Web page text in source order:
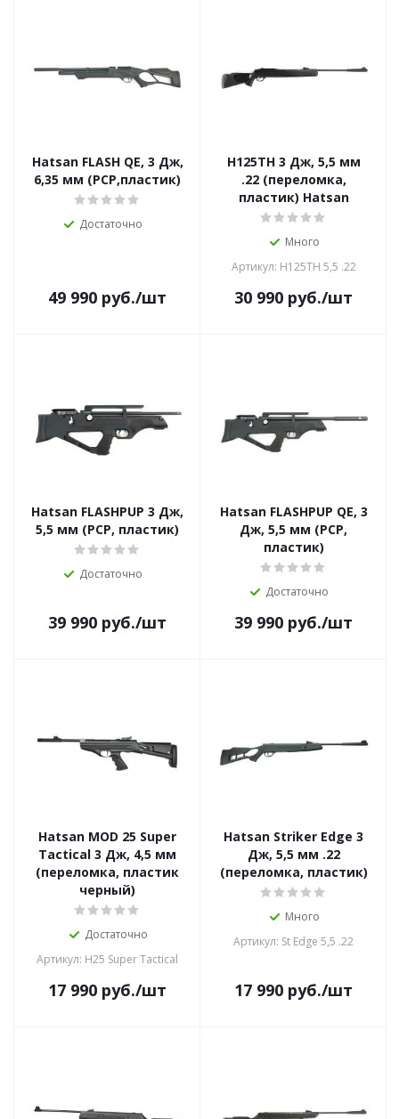
Hatsan FLASH QE, 3 Дж,
6,35 мм (PCP,пластик)
Достаточно
49 990 руб./шт
H125TH 3 Дж, 5,5 мм
.22 (переломка,
пластик) Hatsan
Много
Артикул: H125TH 5,5 .22
30 990 руб./шт
Hatsan FLASHPUP 3 Дж,
5,5 мм (PCP, пластик)
Достаточно
39 990 руб./шт
Hatsan FLASHPUP QE, 3
Дж, 5,5 мм (PCP,
пластик)
Достаточно
39 990 руб./шт
Hatsan MOD 25 Super
Tactical 3 Дж, 4,5 мм
(переломка, пластик
черный)
Достаточно
Артикул: H25 Super Tactical
17 990 руб./шт
Hatsan Striker Edge 3
Дж, 5,5 мм .22
(переломка, пластик)
Много
Артикул: St Edge 5,5 .22
17 990 руб./шт